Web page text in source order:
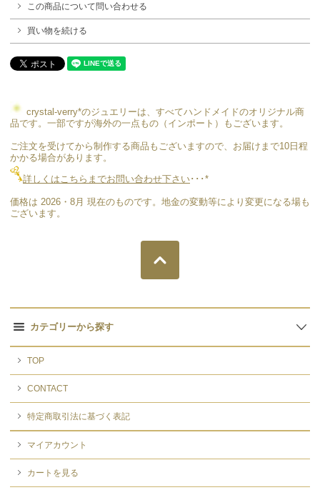
この商品について問い合わせる
買い物を続ける
crystal-verry*のジュエリーは、すべてハンドメイドのオリジナル商
品です。一部ですが海外の一点もの（インポート）もございます。
ご注文を受けてから制作する商品もございますので、お届けまで10日程
かかる場合があります。
詳しくはこちらまでお問い合わせ下さい･･･*
価格は 2026・8月 現在のものです。地金の変動等により変更になる場も
ございます。
カテゴリーから探す
TOP
CONTACT
特定商取引法に基づく表記
マイアカウント
カートを見る